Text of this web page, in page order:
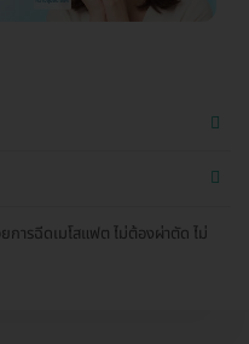
การฉีดเมโสแฟต ไม่ต้องผ่าตัด ไม่